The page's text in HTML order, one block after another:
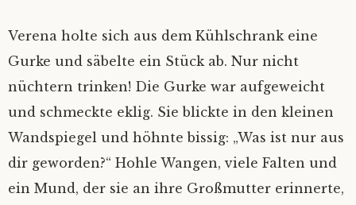
Verena holte sich aus dem Kühlschrank eine
Gurke und säbelte ein Stück ab. Nur nicht
nüchtern trinken! Die Gurke war aufgeweicht
und schmeckte eklig. Sie blickte in den kleinen
Wandspiegel und höhnte bissig: „Was ist nur aus
dir geworden?“ Hohle Wangen, viele Falten und
ein Mund, der sie an ihre Großmutter erinnerte,